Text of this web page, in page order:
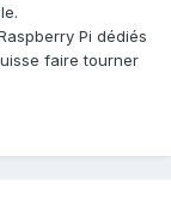
Pi dédiés
faire tourner